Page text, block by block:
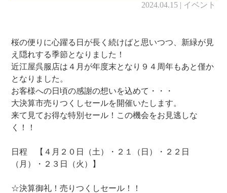
2024.04.15 | イベント
桜の便りに心躍る日が長く続けばと思いつつ、新緑が見
え隠れする季節となりました！
近江屋呉服店は４月が年度末となり９４周年もあと僅か
となりました。
お客様への日頃の感謝の想いを込めて・・・
大決算市売りつくしセールを開催いたします。
来て見てお得な特別セール！この機会をお見逃しな
く！！
日程 【４月２０日（土）・２１（日）・２２日
（月）・２３日（火）】
☆決算御礼！売りつくしセール！！